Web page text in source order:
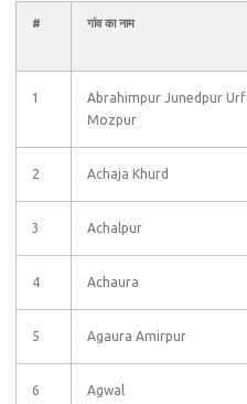
# गांव का नाम
1
Abrahimpur Junedpur Urf
Mozpur
2 Achaja Khurd
3 Achalpur
4 Achaura
5 Agaura Amirpur
6 Agwal